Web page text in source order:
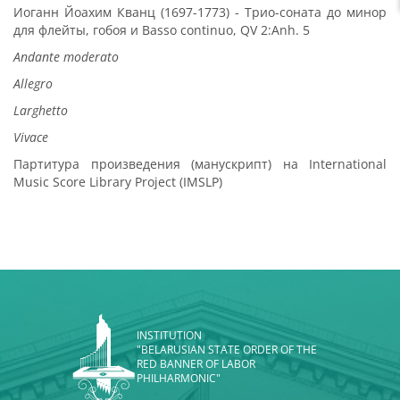
Иоганн Йоахим Кванц (1697-1773) - Трио-соната до минор
для флейты, гобоя и Basso continuo, QV 2:Anh. 5
Andante moderato
Allegro
Larghetto
Vivace
Партитура произведения (манускрипт) на International
Music Score Library Project (IMSLP)
INSTITUTION
"BELARUSIAN STATE ORDER OF THE
RED BANNER OF LABOR
PHILHARMONIC"